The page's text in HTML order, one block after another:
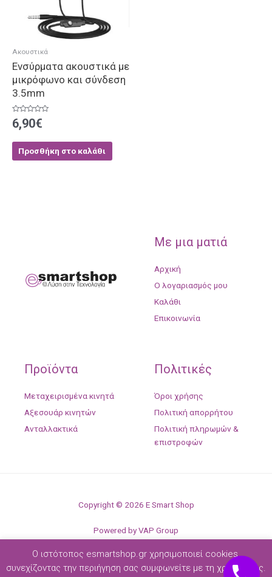
Ακουστικά
Ενσύρματα ακουστικά με
μικρόφωνο και σύνδεση
3.5mm
Βαθμολογήθηκε
με
6,90€
Προσθήκη στο καλάθι
Με μια ματιά
Αρχική
Ο λογαριασμός μου
Καλάθι
Επικοινωνία
Προϊόντα
Μεταχειρισμένα κινητά
Αξεσουάρ κινητών
Ανταλλακτικά
Πολιτικές
Όροι χρήσης
Πολιτική απορρήτου
Πολιτική πληρωμών &
επιστροφών
Copyright © 2026 E Smart Shop
Powered by VAP Group
Ο ιστότοπος esmartshop.gr χρησιμοποιεί cookies,
συνεχίζοντας την περιήγηση σας συμφωνείτε με τη χρήση τους.